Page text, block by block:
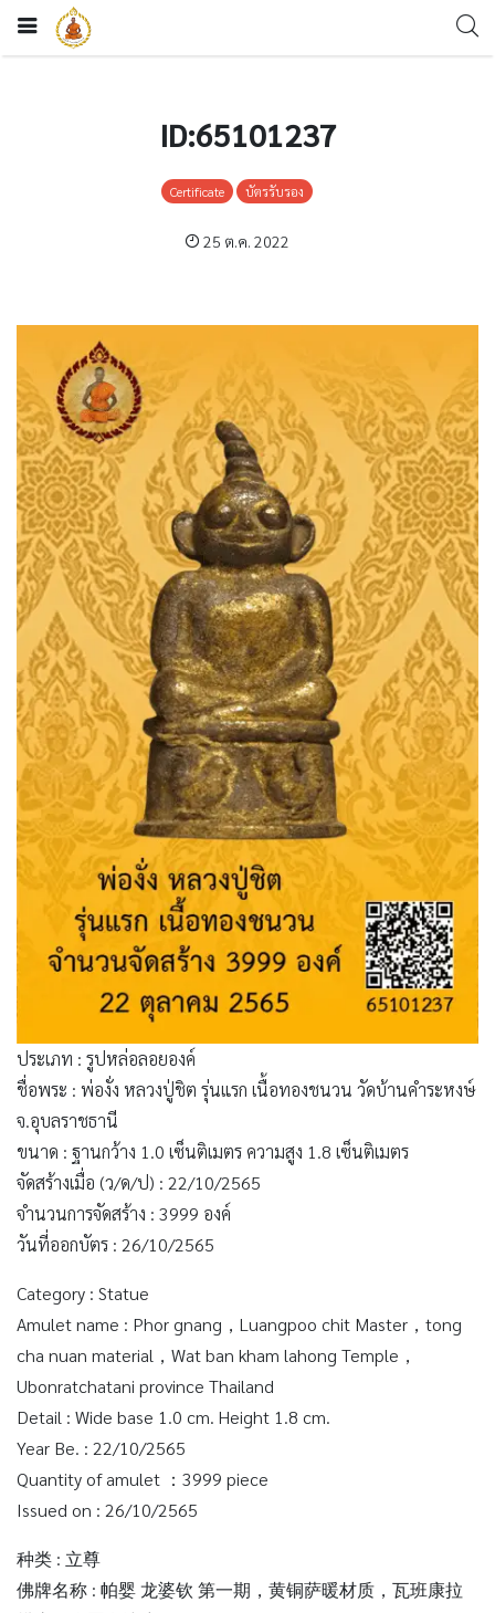
ID:65101237
Certificate บัตรรับรอง
25 ต.ค. 2022
ประเภท : รูปหล่อลอยองค์
ชื่อพระ : พ่องั่ง หลวงปู่ชิต รุ่นแรก เนื้อทองชนวน วัดบ้านคำระหงษ์
จ.อุบลราชธานี
ขนาด : ฐานกว้าง 1.0 เซ็นติเมตร ความสูง 1.8 เซ็นติเมตร
จัดสร้างเมื่อ (ว/ด/ป) : 22/10/2565
จำนวนการจัดสร้าง : 3999 องค์
วันที่ออกบัตร : 26/10/2565
Category : Statue
Amulet name : Phor gnang，Luangpoo chit Master，tong
cha nuan material，Wat ban kham lahong Temple，
Ubonratchatani province Thailand
Detail : Wide base 1.0 cm. Height 1.8 cm.
Year Be. : 22/10/2565
Quantity of amulet ：3999 piece
Issued on : 26/10/2565
种类 : 立尊
佛牌名称 : 帕婴 龙婆钦 第一期，黄铜萨暖材质，瓦班康拉